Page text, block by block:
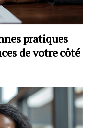
pratiques
de votre côté